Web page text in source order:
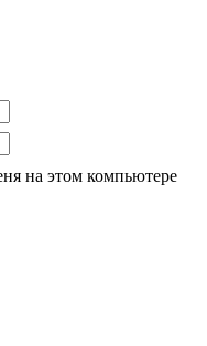
на этом компьютере